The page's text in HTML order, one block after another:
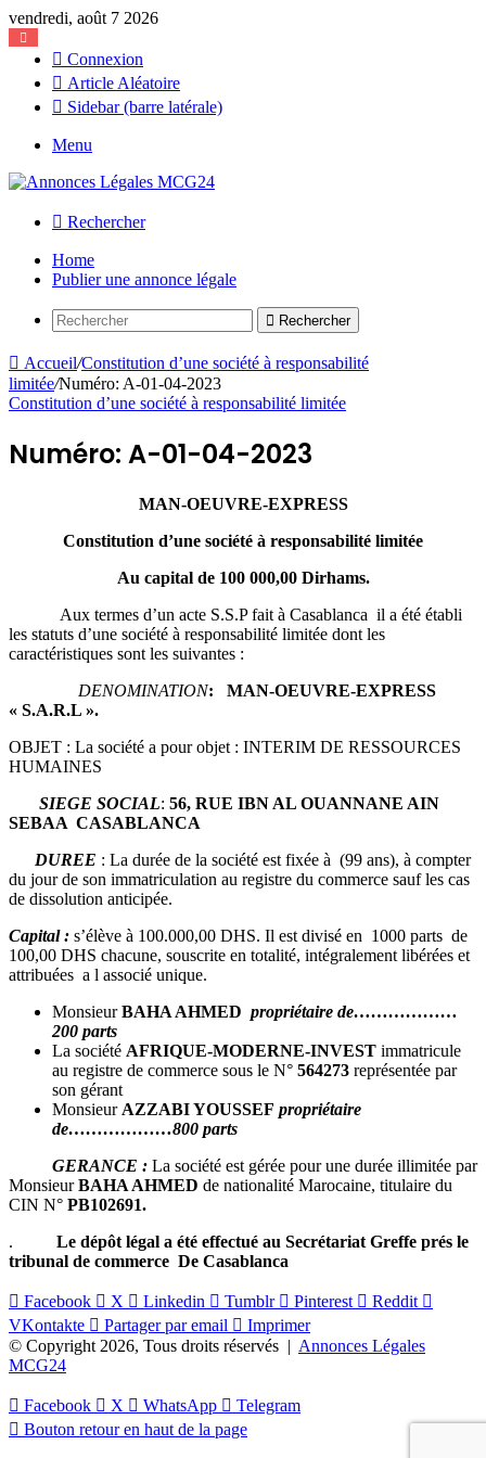
vendredi, août 7 2026
Connexion
Article Aléatoire
Sidebar (barre latérale)
Menu
Rechercher
Home
Publier une annonce légale
Rechercher
Accueil/Constitution d’une société à responsabilité
limitée/Numéro: A-01-04-2023
Constitution d’une société à responsabilité limitée
Numéro: A-01-04-2023
MAN-OEUVRE-EXPRESS
Constitution d’une société à responsabilité limitée
Au capital de 100 000,00 Dirhams.
Aux termes d’un acte S.S.P fait à Casablanca il a été établi
les statuts d’une société à responsabilité limitée dont les
caractéristiques sont les suivantes :
DENOMINATION: MAN-OEUVRE-EXPRESS
« S.A.R.L ».
OBJET : La société a pour objet : INTERIM DE RESSOURCES
HUMAINES
SIEGE SOCIAL: 56, RUE IBN AL OUANNANE AIN
SEBAA CASABLANCA
DUREE : La durée de la société est fixée à (99 ans), à compter
du jour de son immatriculation au registre du commerce sauf les cas
de dissolution anticipée.
Capital : s’élève à 100.000,00 DHS. Il est divisé en 1000 parts de
100,00 DHS chacune, souscrite en totalité, intégralement libérées et
attribuées a l associé unique.
MonsieurBAHA AHMED propriétaire de………………
200 parts
La société AFRIQUE-MODERNE-INVEST immatricule
au registre de commerce sous le N° 564273 représentée par
son gérant
Monsieur AZZABI YOUSSEF propriétaire
de………………800 parts
GERANCE : La société est gérée pour une durée illimitée par
MonsieurBAHA AHMED de nationalité Marocaine, titulaire du
CIN N° PB102691.
.
Le dépôt légal a été effectué au Secrétariat Greffe prés le
tribunal de commerce De Casablanca
Facebook X Linkedin Tumblr Pinterest
Reddit
VKontakte
Partager par email
Imprimer
© Copyright 2026, Tous droits réservés | Annonces Légales
MCG24
Facebook X WhatsApp
Telegram
Bouton retour en haut de la page